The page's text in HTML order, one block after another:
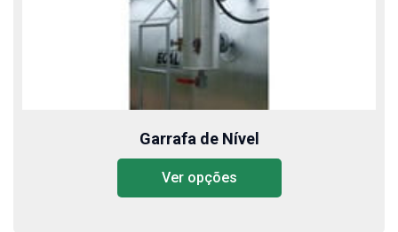
Garrafa de Nível
Ver opções